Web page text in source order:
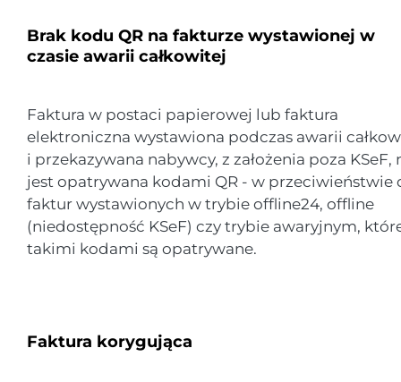
Brak kodu QR na fakturze wystawionej w
czasie awarii całkowitej
Faktura w postaci papierowej lub faktura
elektroniczna wystawiona podczas awarii
i przekazywana nabywcy, z założenia poza KSeF,
jest opatrywana kodami QR - w przeciwieństwie
faktur wystawionych w trybie offline24, offline
(niedostępność KSeF) czy trybie awaryjnym,
takimi kodami są opatrywane.
Faktura korygująca